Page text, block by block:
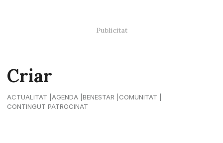
Criar
ACTUALITAT AGENDA BENESTAR
COMUNITAT
CONTINGUT PATROCINAT